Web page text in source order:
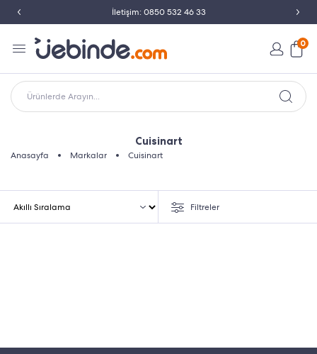
İletişim: 0850 532 46 33
0
Ürünlerde Arayın...
Cuisinart
Anasayfa Markalar Cuisinart
Filtreler